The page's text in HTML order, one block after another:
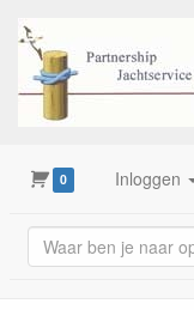
0 Inloggen